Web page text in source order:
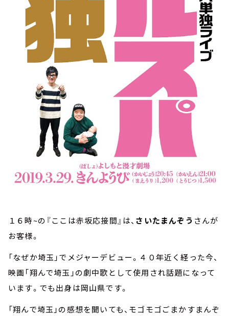
１６時~の『ここは赤坂応接間』は、 さいたまんぞう さんが
お客様。
「なぜか埼玉」でメジャーデビュー。４０年近く経った今、
映画「翔んで埼玉」の劇中歌として使用され話題になって
います。でも出身は岡山県です。
「翔んで埼玉」の感想を聞いても、モゴモゴごまかすまんぞ